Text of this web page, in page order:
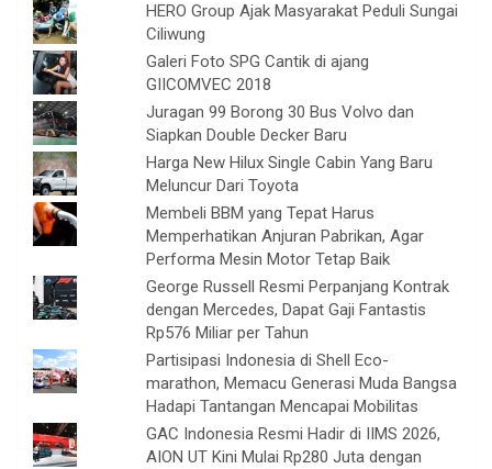
HERO Group Ajak Masyarakat Peduli Sungai
Ciliwung
Galeri Foto SPG Cantik di ajang
GIICOMVEC 2018
Juragan 99 Borong 30 Bus Volvo dan
Siapkan Double Decker Baru
Harga New Hilux Single Cabin Yang Baru
Meluncur Dari Toyota
Membeli BBM yang Tepat Harus
Memperhatikan Anjuran Pabrikan, Agar
Performa Mesin Motor Tetap Baik
George Russell Resmi Perpanjang Kontrak
dengan Mercedes, Dapat Gaji Fantastis
Rp576 Miliar per Tahun
Partisipasi Indonesia di Shell Eco-
marathon, Memacu Generasi Muda Bangsa
Hadapi Tantangan Mencapai Mobilitas
GAC Indonesia Resmi Hadir di IIMS 2026,
AION UT Kini Mulai Rp280 Juta dengan